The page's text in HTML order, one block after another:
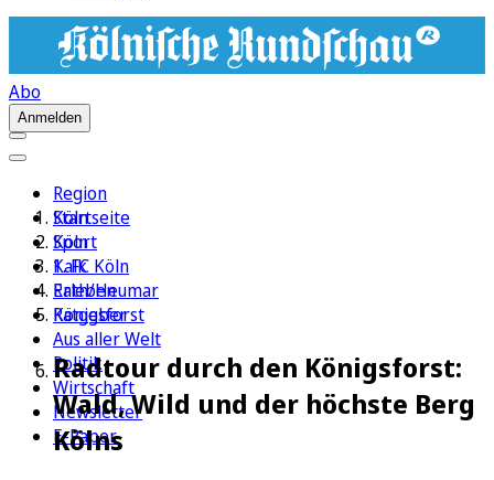
Abo
Anmelden
Region
Köln
Sport
1. FC Köln
Erleben
Ratgeber
Aus aller Welt
Politik
Wirtschaft
Newsletter
E-Paper
Startseite
Köln
Kalk
Rath/Heumar
Königsforst
Radtour durch den Königsforst:
Wald, Wild und der höchste Berg
Kölns